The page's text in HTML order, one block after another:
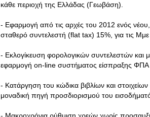
κάθε περιοχή της Ελλάδας (Γεωβάση).
- Εφαρμογή από τις αρχές του 2012 ενός
σταθερό συντελεστή (flat tax) 15%, για τις Μμε
- Εκλογίκευση φορολογικών συντελεστών
εφαρμογή on-line συστήματος είσπραξης ΦΠΑ
- Κατάργηση του κώδικα βιβλίων και
μοναδική πηγή προσδιορισμού του